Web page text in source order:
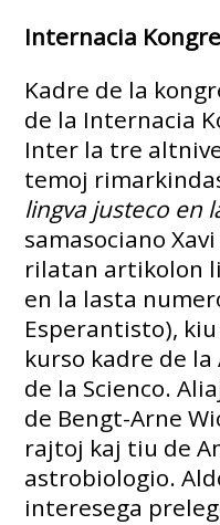
Internacia
Kadre de la
de la Internacia
Inter la tre
temoj
lingva justeco en
samasociano
rilatan artikolon
en la lasta
Esperantisto),
kurso kadre de
de la Scienco.
de Bengt-Arne
rajtoj kaj tiu de
astrobiologio.
interesega